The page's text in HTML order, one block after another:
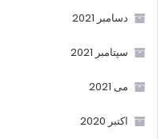
دسامبر 2021
سپتامبر 2021
می 2021
اکتبر 2020